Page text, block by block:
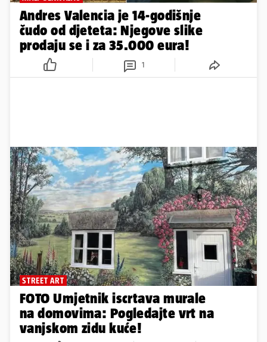
Andres Valencia je 14-godišnje
čudo od djeteta: Njegove slike
prodaju se i za 35.000 eura!
1
STREET ART
FOTO Umjetnik iscrtava murale
na domovima: Pogledajte vrt na
vanjskom zidu kuće!